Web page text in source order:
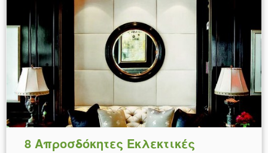
8 Απροσδόκητες Εκλεκτικές